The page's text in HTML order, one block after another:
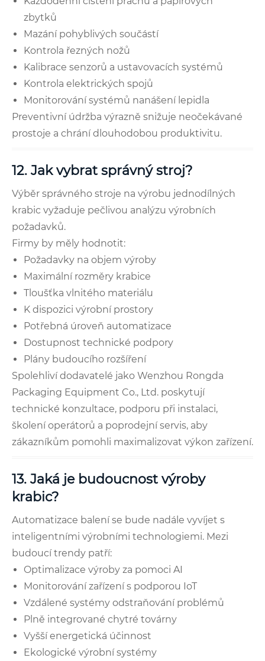
zbytků
Mazání pohyblivých součástí
Kontrola řezných nožů
Kalibrace senzorů a ustavovacích systémů
Kontrola elektrických spojů
Monitorování systémů nanášení lepidla
Preventivní údržba výrazně snižuje neočekávané
prostoje a chrání dlouhodobou produktivitu.
12. Jak vybrat správný stroj?
Výběr správného stroje na výrobu jednodílných
krabic vyžaduje pečlivou analýzu výrobních
požadavků.
Firmy by měly hodnotit:
Požadavky na objem výroby
Maximální rozměry krabice
Tloušťka vlnitého materiálu
K dispozici výrobní prostory
Potřebná úroveň automatizace
Dostupnost technické podpory
Plány budoucího rozšíření
Spolehliví dodavatelé jako Wenzhou Rongda
Packaging Equipment Co., Ltd. poskytují
technické konzultace, podporu při instalaci,
školení operátorů a poprodejní servis, aby
zákazníkům pomohli maximalizovat výkon zařízení.
13. Jaká je budoucnost výroby
krabic?
Automatizace balení se bude nadále vyvíjet s
inteligentními výrobními technologiemi. Mezi
budoucí trendy patří:
Optimalizace výroby za pomoci AI
Monitorování zařízení s podporou IoT
Vzdálené systémy odstraňování problémů
Plně integrované chytré továrny
Vyšší energetická účinnost
Ekologické výrobní systémy